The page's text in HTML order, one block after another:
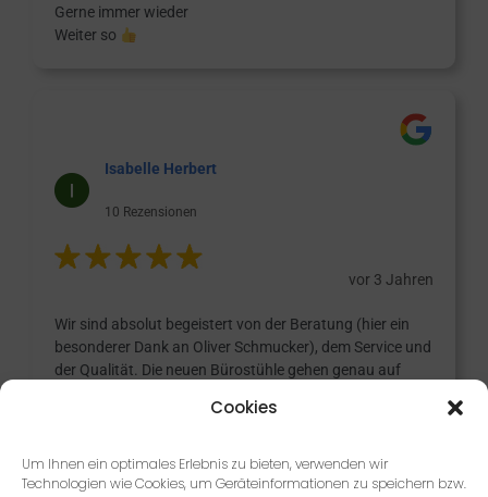
Cookies
Um Ihnen ein optimales Erlebnis zu bieten, verwenden wir
Technologien wie Cookies, um Geräteinformationen zu speichern bzw.
Gerne immer wieder
Weiter so
Isabelle Herbert
10 Rezensionen
vor 3 Jahren
Wir sind absolut begeistert von der Beratung (hier ein
besonderer Dank an Oliver Schmucker), dem Service und
der Qualität. Die neuen Bürostühle gehen genau auf
und die Abwicklung war sehr unkompliziert mit
wenn’s das gäbe